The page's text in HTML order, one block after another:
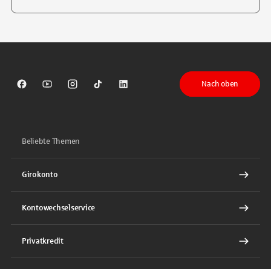
Sparkasse auf Facebook
Sparkasse auf Youtube
Sparkasse auf Instagram
Sparkasse auf TikTok
Sparkasse auf LinkedIn
Nach oben
Beliebte Themen
Girokonto
Kontowechselservice
Privatkredit